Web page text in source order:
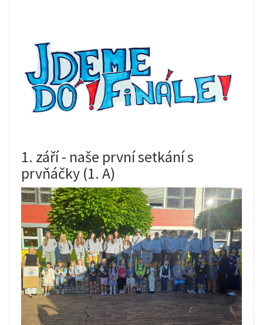
1. září - naše první setkání s
prvňáčky (1. A)